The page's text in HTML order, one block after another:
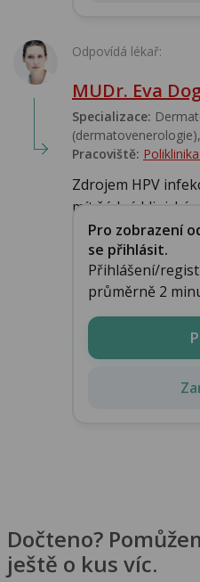
Odpovídá lékař:
MUDr. Eva
Specializace:
Pracoviště:
Zdrojem HPV
mít žádné klinické
Pro zobrazení
se přihlásit.
Přihlášení/
průměrně 2
Dočteno?
ještě o kus víc.